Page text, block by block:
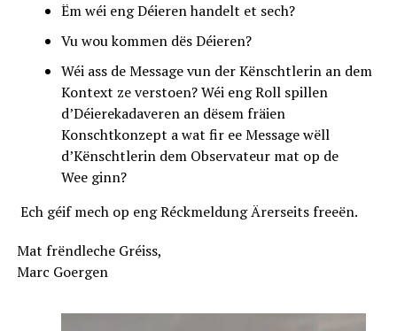
Ëm wéi eng Déieren handelt et sech?
Vu wou kommen dës Déieren?
Wéi ass de Message vun der Kënschtlerin an dem
Kontext ze verstoen? Wéi eng Roll spillen
d’Déierekadaveren an dësem fräien
Konschtkonzept a wat fir ee Message wëll
d’Kënschtlerin dem Observateur mat op de
Wee ginn?
Ech géif mech op eng Réckmeldung Ärerseits freeën.
Mat frëndleche Gréiss,
Marc Goergen